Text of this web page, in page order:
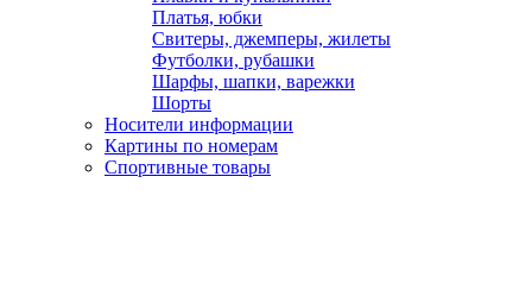
Платья, юбки
Свитеры, джемперы, жилеты
Футболки, рубашки
Шарфы, шапки, варежки
Шорты
Носители информации
Картины по номерам
Спортивные товары